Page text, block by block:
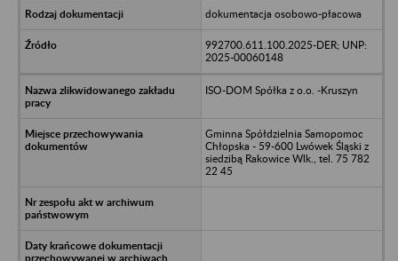
dokumentacja osobowo-płacowa
992700.611.100.2025-DER; UNP:
2025-00060148
ISO-DOM Spółka z o.o. -Kruszyn
Gminna Spółdzielnia Samopomoc
Chłopska - 59-600 Lwówek Śląski z
siedzibą Rakowice Wlk., tel. 75 782
22 45